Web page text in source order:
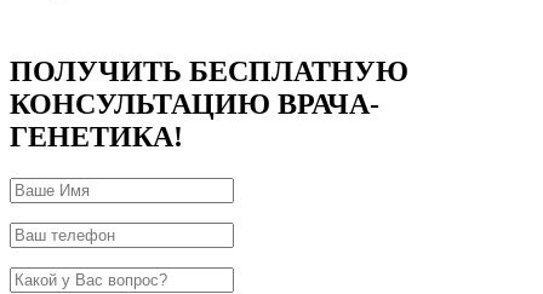
ПОЛУЧИТЬ БЕСПЛАТНУЮ
КОНСУЛЬТАЦИЮ ВРАЧА-
ГЕНЕТИКА!